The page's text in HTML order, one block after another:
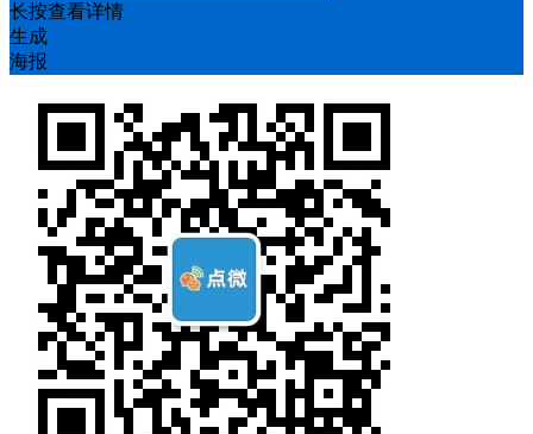
长按查看详情
生成
海报